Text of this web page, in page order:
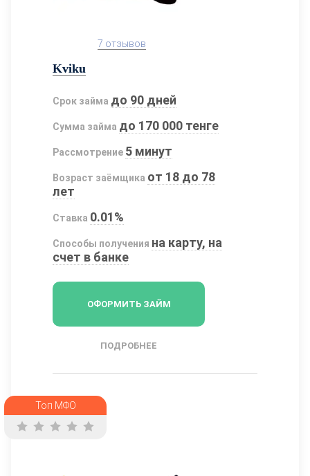
7 отзывов
Kviku
Срок займа до 90 дней
Сумма займа до 170 000 тенге
Рассмотрение 5 минут
Возраст заёмщика от 18 до 78
лет
Ставка 0.01%
Способы получения на карту, на
счет в банке
ОФОРМИТЬ ЗАЙМ
ПОДРОБНЕЕ
Топ МФО